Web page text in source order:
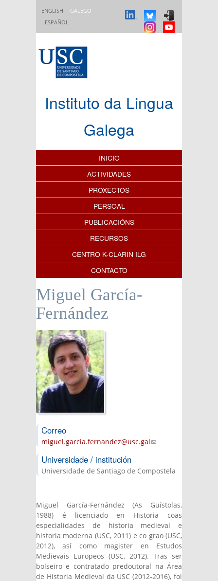
ENGLISH
GALEGO
ESPAÑOL
Instituto da Lingua
Galega
Índice de contidos
INICIO
ACTIVIDADES
PROXECTOS
PERSOAL
PUBLICACIÓNS
RECURSOS
CENTRO K-CLARIN ILG
CONTACTO
Miguel García-
Fernández
Correo
miguel.garcia.fernandez@usc.gal(link
Universidade / institución
Universidade de Santiago de Compostela
Miguel García-Fernández (As Guístolas,
1988) é licenciado en Historia coas
especialidades de historia medieval e
historia moderna (USC, 2011) e co grao (USC,
2012), así como magister en Estudos
Medievais Europeos (USC, 2012). Tras ser
bolseiro e contratado predoutoral na Área
de Historia Medieval da USC (2012-2016), foi